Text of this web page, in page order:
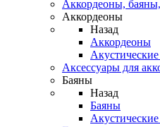
Аккордеоны,
Аккордеоны
Назад
Аккордеоны
Аксессуары для
Баяны
Назад
Баяны